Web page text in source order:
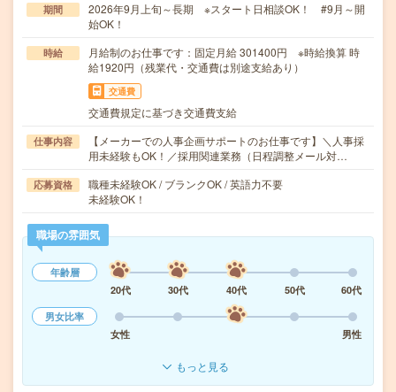
期間
2026年9月上旬～長期 ※スタート日相談OK！ #9月～開
始OK！
時給
月給制のお仕事です：固定月給 301400円 ※時給換算 時
給1920円（残業代・交通費は別途支給あり）
交通費
交通費規定に基づき交通費支給
仕事内容
【メーカーでの人事企画サポートのお仕事です】＼人事採
用未経験もOK！／採用関連業務（日程調整メール対…
応募資格
職種未経験OK / ブランクOK / 英語力不要
未経験OK！
職場の雰囲気
年齢層
20代
30代 40代 50代
60代
男女比率
女性
男性
もっと見る